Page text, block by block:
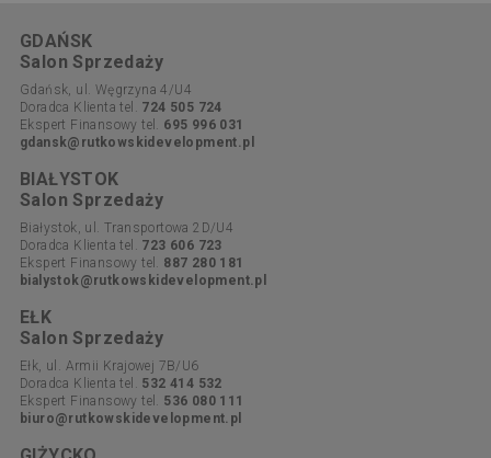
GDAŃSK
Salon Sprzedaży
Gdańsk, ul. Węgrzyna 4/U4
Doradca Klienta tel. 724 505 724
Ekspert Finansowy tel. 695 996 031
gdansk@rutkowskidevelopment.pl
BIAŁYSTOK
Salon Sprzedaży
Białystok, ul. Transportowa 2D/U4
Doradca Klienta tel. 723 606 723
Ekspert Finansowy tel. 887 280 181
bialystok@rutkowskidevelopment.pl
EŁK
Salon Sprzedaży
Ełk, ul. Armii Krajowej 7B/U6
Doradca Klienta tel. 532 414 532
Ekspert Finansowy tel. 536 080 111
biuro@rutkowskidevelopment.pl